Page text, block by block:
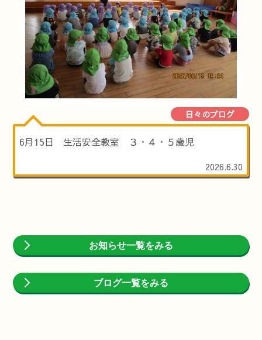
日々のブログ
6月15日 生活安全教室 ３・４・５歳児
2026.6.30
お知らせ一覧をみる
ブログ一覧をみる